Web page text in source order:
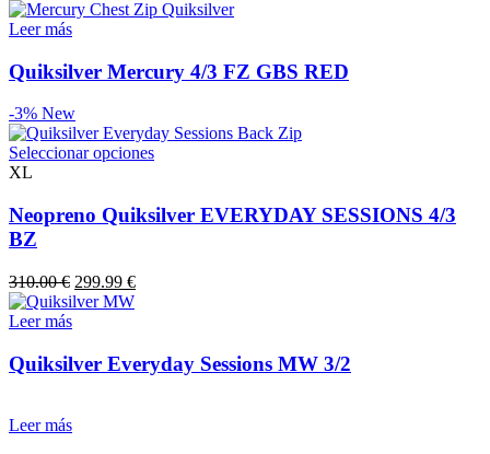
Leer más
Quiksilver Mercury 4/3 FZ GBS RED
-3% New
Seleccionar opcionesEste
múltiples
variantes.
la
XL
Neopreno Quiksilver EVERYDAY SESSIONS 4/3
BZ
310.00€ El
precio
310.00 €.
299.99 €El
299.99 €.
Leer más
Quiksilver Everyday Sessions MW 3/2
Leer más